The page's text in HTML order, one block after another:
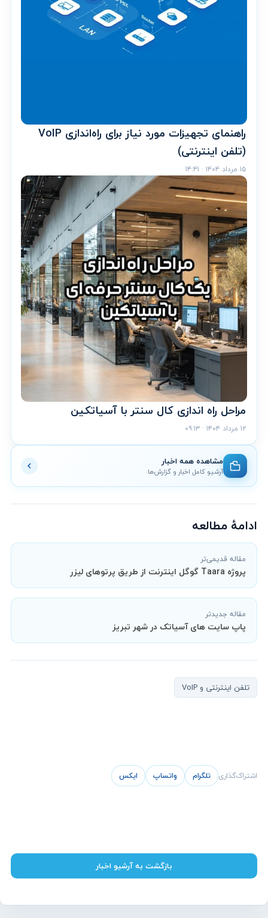
راهنمای تجهیزات مورد نیاز برای راه‌اندازی VoIP
(تلفن اینترنتی)
۱۵ مرداد ۱۴۰۴ · ۱۴:۴۱
مراحل راه اندازی کال سنتر با آسیاتکین
۱۲ مرداد ۱۴۰۴ · ۰۹:۱۳
مشاهده همه اخبار
آرشیو کامل اخبار و گزارش‌ها
ادامهٔ مطالعه
مقاله قدیمی‌تر
پروژه Taara گوگل اینترنت از طریق پرتوهای لیزر
مقاله جدیدتر
پاپ سایت های آسیاتک در شهر تبریز
تلفن اینترنتی و VoIP
اشتراک‌گذاری تلگرام واتساپ ایکس
بازگشت به آرشیو اخبار